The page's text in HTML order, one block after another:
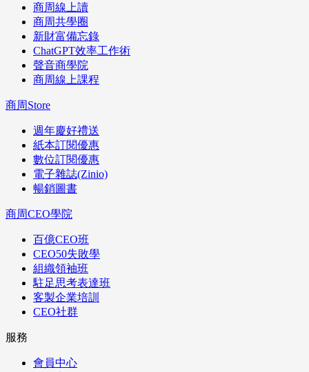
商周線上讀
商周共學圈
新財富備忘錄
ChatGPT效率工作術
聲音商學院
商周線上課程
商周Store
週年慶好禮送
紙本訂閱優惠
數位訂閱優惠
電子雜誌(Zinio)
暢銷圖書
商周CEO學院
百億CEO班
CEO50失敗學
組織領袖班
駐足思考表達班
客製企業培訓
CEO社群
服務
會員中心